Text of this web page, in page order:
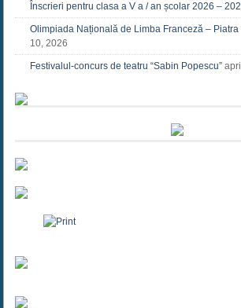
Înscrieri pentru clasa a V a / an școlar 2026 –
Olimpiada Națională de Limba Franceză – Piatra
10, 2026
Festivalul-concurs de teatru “Sabin Popescu”